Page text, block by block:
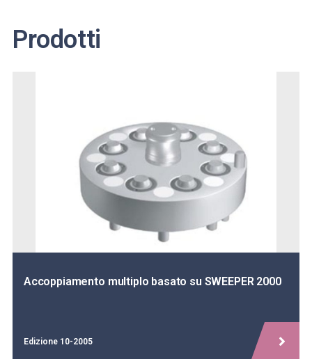
Prodotti
Accoppiamento multiplo basato su SWEEPER 2000
Edizione 10-2005